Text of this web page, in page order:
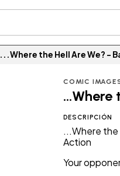
...Where the Hell Are We? -
COMIC
...Where
DESCRIPCIÓN
...Where the
Action
Your